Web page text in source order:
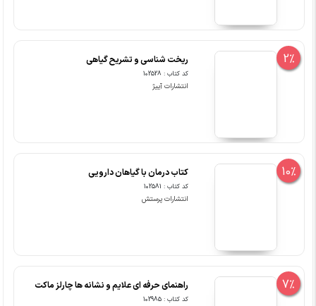
2% ریخت شناسی و تشریح گیاهی
کد کتاب : 102528
انتشارات آییژ
10% کتاب درمان با گیاهان دارویی
کد کتاب : 102581
انتشارات پرستش
7% راهنمای حرفه ای علایم و نشانه ها چارلز ماکت
کد کتاب : 102985